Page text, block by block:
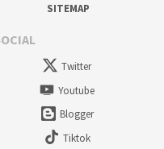
SITEMAP
Twitter
Youtube
Blogger
Tiktok